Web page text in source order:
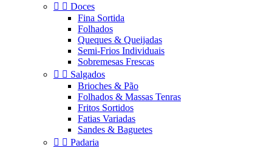
  Doces
Fina Sortida
Folhados
Queques & Queijadas
Semi-Frios Individuais
Sobremesas Frescas
  Salgados
Brioches & Pão
Folhados & Massas Tenras
Fritos Sortidos
Fatias Variadas
Sandes & Baguetes
  Padaria